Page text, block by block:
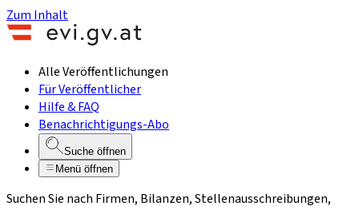
Zum Inhalt
Alle Veröffentlichungen
Für Veröffentlicher
Hilfe & FAQ
Benachrichtigungs-Abo
Suche öffnen
Menü öffnen
Suchen Sie nach Firmen, Bilanzen, Stellenausschreibungen,